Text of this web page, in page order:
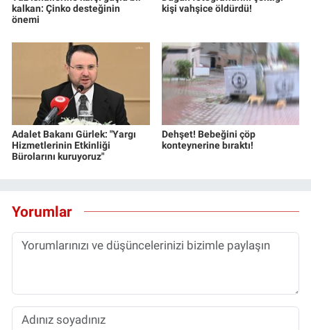
kalkan: Çinko desteğinin
önemi
kişi vahşice öldürdü!
Adalet Bakanı Gürlek: "Yargı
Hizmetlerinin Etkinliği
Bürolarını kuruyoruz"
Dehşet! Bebeğini çöp
konteynerine bıraktı!
Yorumlar